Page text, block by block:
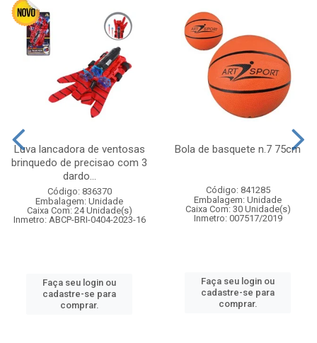
Luva lancadora de ventosas
brinquedo de precisao com 3
dardo...
Código: 836370
Embalagem: Unidade
Caixa Com: 24 Unidade(s)
Inmetro: ABCP-BRI-0404-2023-16
Faça seu login ou
cadastre-se para
comprar.
Bola de basquete n.7 75cm
Código: 841285
Embalagem: Unidade
Caixa Com: 30 Unidade(s)
Inmetro: 007517/2019
Faça seu login ou
cadastre-se para
comprar.